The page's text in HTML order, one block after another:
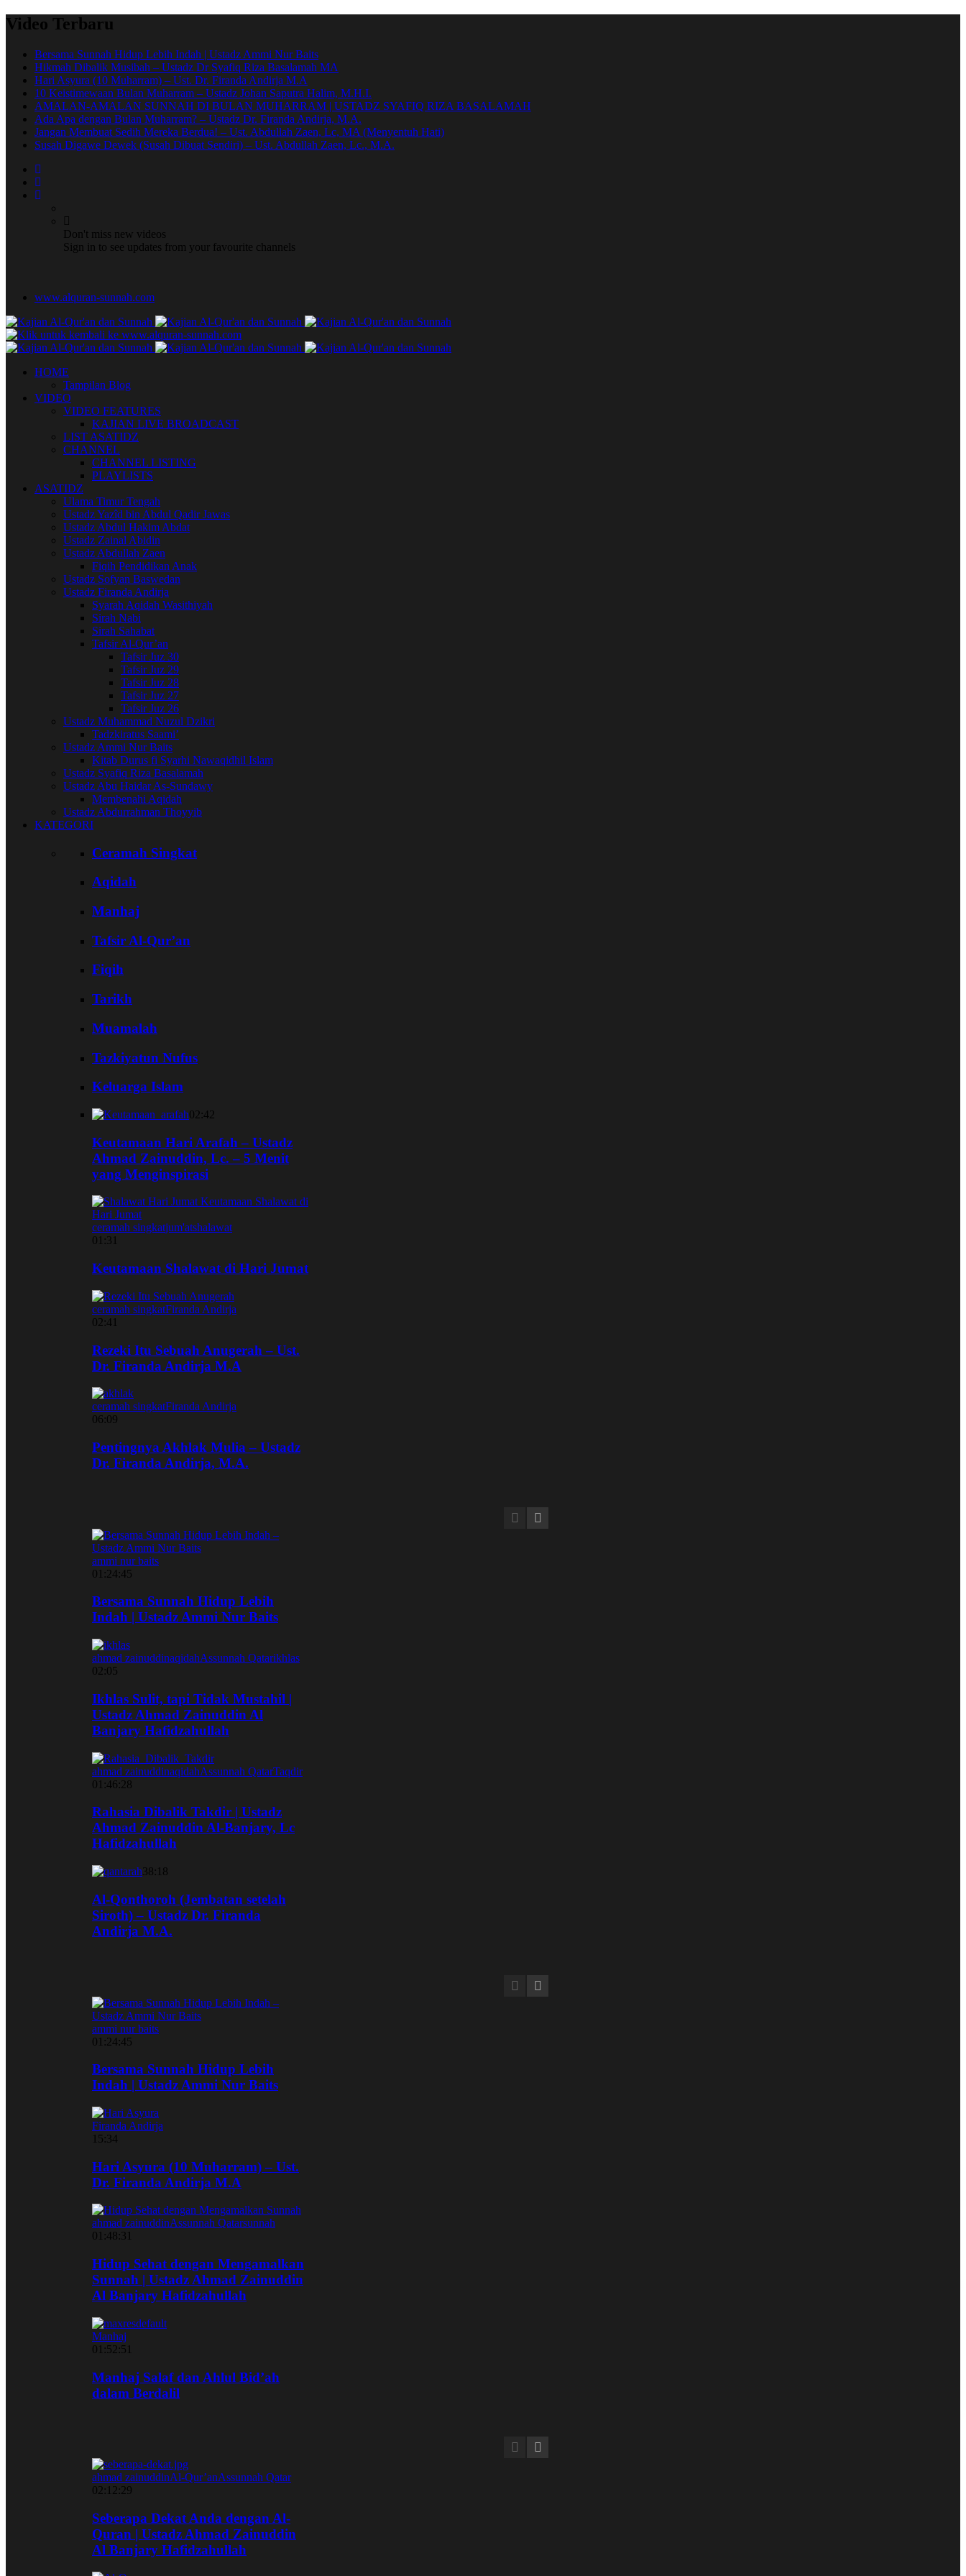
Video Terbaru
Bersama Sunnah Hidup Lebih Indah | Ustadz Ammi Nur Baits
Hikmah Dibalik Musibah – Ustadz Dr Syafiq Riza Basalamah MA
Hari Asyura (10 Muharram) – Ust. Dr. Firanda Andirja M.A
10 Keistimewaan Bulan Muharram – Ustadz Johan Saputra Halim, M.H.I.
AMALAN-AMALAN SUNNAH DI BULAN MUHARRAM | USTADZ SYAFIQ RIZA BASALAMAH
Ada Apa dengan Bulan Muharram? – Ustadz Dr. Firanda Andirja, M.A.
Jangan Membuat Sedih Mereka Berdua! – Ust. Abdullah Zaen, Lc, MA (Menyentuh Hati)
Susah Digawe Dewek (Susah Dibuat Sendiri) – Ust. Abdullah Zaen, Lc., M.A.
Don't miss new videos
Sign in to see updates from your favourite channels
www.alquran-sunnah.com
HOME
Tampilan Blog
VIDEO
VIDEO FEATURES
KAJIAN LIVE BROADCAST
LIST ASATIDZ
CHANNEL
CHANNEL LISTING
PLAYLISTS
ASATIDZ
Ulama Timur Tengah
Ustadz Yazîd bin Abdul Qadir Jawas
Ustadz Abdul Hakim Abdat
Ustadz Zainal Abidin
Ustadz Abdullah Zaen
Fiqih Pendidikan Anak
Ustadz Sofyan Baswedan
Ustadz Firanda Andirja
Syarah Aqidah Wasithiyah
Sirah Nabi
Sirah Sahabat
Tafsir Al-Qur’an
Tafsir Juz 30
Tafsir Juz 29
Tafsir Juz 28
Tafsir Juz 27
Tafsir Juz 26
Ustadz Muhammad Nuzul Dzikri
Tadzkiratus Saami’
Ustadz Ammi Nur Baits
Kitab Durus fi Syarhi Nawaqidhil Islam
Ustadz Syafiq Riza Basalamah
Ustadz Abu Haidar As-Sundawy
Membenahi Aqidah
Ustadz Abdurrahman Thoyyib
KATEGORI
Ceramah Singkat
Aqidah
Manhaj
Tafsir Al-Qur’an
Fiqih
Tarikh
Muamalah
Tazkiyatun Nufus
Keluarga Islam
02:42
Keutamaan Hari Arafah – Ustadz
Ahmad Zainuddin, Lc. – 5 Menit
yang Menginspirasi
ceramah singkatjum'atshalawat
01:31
Keutamaan Shalawat di Hari Jumat
ceramah singkatFiranda Andirja
02:41
Rezeki Itu Sebuah Anugerah – Ust.
Dr. Firanda Andirja M.A
ceramah singkatFiranda Andirja
06:09
Pentingnya Akhlak Mulia – Ustadz
Dr. Firanda Andirja, M.A.
ammi nur baits
01:24:45
Bersama Sunnah Hidup Lebih
Indah | Ustadz Ammi Nur Baits
ahmad zainuddinaqidahAssunnah Qatarikhlas
02:05
Ikhlas Sulit, tapi Tidak Mustahil |
Ustadz Ahmad Zainuddin Al
Banjary Hafidzahullah
ahmad zainuddinaqidahAssunnah QatarTaqdir
01:46:28
Rahasia Dibalik Takdir | Ustadz
Ahmad Zainuddin Al-Banjary, Lc
Hafidzahullah
38:18
Al-Qonthoroh (Jembatan setelah
Siroth) – Ustadz Dr. Firanda
Andirja M.A.
ammi nur baits
01:24:45
Bersama Sunnah Hidup Lebih
Indah | Ustadz Ammi Nur Baits
Firanda Andirja
15:34
Hari Asyura (10 Muharram) – Ust.
Dr. Firanda Andirja M.A
ahmad zainuddinAssunnah Qatarsunnah
01:48:31
Hidup Sehat dengan Mengamalkan
Sunnah | Ustadz Ahmad Zainuddin
Al Banjary Hafidzahullah
Manhaj
01:52:51
Manhaj Salaf dan Ahlul Bid’ah
dalam Berdalil
ahmad zainuddinAl-Qur’anAssunnah Qatar
02:12:29
Seberapa Dekat Anda dengan Al-
Quran | Ustadz Ahmad Zainuddin
Al Banjary Hafidzahullah